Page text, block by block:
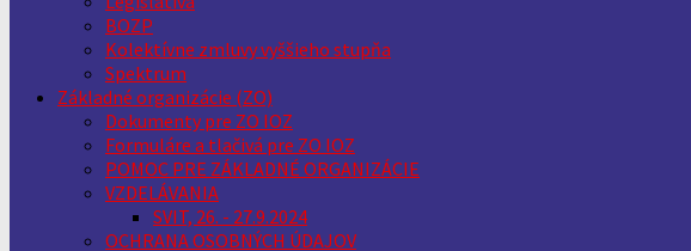
BOZP
Kolektívne zmluvy vyššieho stupňa
Spektrum
Základné organizácie (ZO)
Dokumenty pre ZO IOZ
Formuláre a tlačivá pre ZO IOZ
POMOC PRE ZÁKLADNÉ ORGANIZÁCIE
VZDELÁVANIA
SVIT, 26. - 27.9.2024
OCHRANA OSOBNÝCH ÚDAJOV